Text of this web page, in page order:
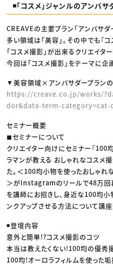
◾️「コスメ」ジャンルのアンバ
CREAVEの主要プラン「アンバサダ
多い領域は「美容」。その中でも『
「コスメ撮影」が出来るクリエイタ
今回は「コスメ撮影」をテーマに企
▼美容領域×アンバサダープランの
https://creave.co.jp/works/
dor&data-term-category=cat-
セミナー概要
◼︎セミナーについて
クリエイター向けにセミナー『
ラマンが教える おしゃれなコスメ
た。＜100均小物を使ったおしゃ
＞がInstagramのリールで48万
を講師にお招きし、身近な100均
ンクアップさせる方法について講
◾️登壇内容
意外と簡単!?コスメ撮影のコツ
本当は教えたくない!100均の優秀
100均!オーロラフィルムを使った